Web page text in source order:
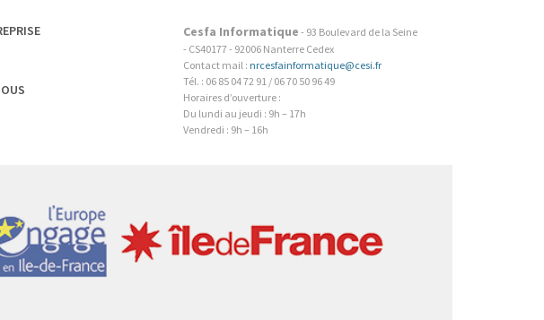
Cesfa Informatique - 93 Boulevard de la Seine
- CS40177- 92006 Nanterre Cedex
Contact mail : nrcesfainformatique@cesi.fr
Tél. : 06 85 04 72 91 / 06 70 50 96 49
Horaires d’ouverture :
Du lundi au jeudi : 9h – 17h
Vendredi : 9h – 16h